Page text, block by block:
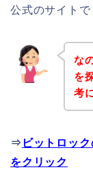
公式のサイトで
な
を
考
⇒ ビットロッ
をクリック